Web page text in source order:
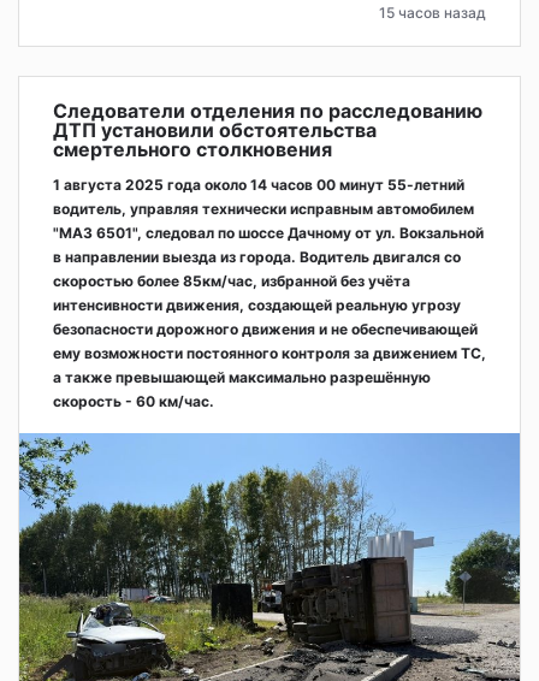
15 часов назад
Следователи отделения по расследованию
ДТП установили обстоятельства
смертельного столкновения
1 августа 2025 года около 14 часов 00 минут 55-летний
водитель, управляя технически исправным автомобилем
"МАЗ 6501", следовал по шоссе Дачному от ул. Вокзальной
в направлении выезда из города. Водитель двигался со
скоростью более 85км/час, избранной без учёта
интенсивности движения, создающей реальную угрозу
безопасности дорожного движения и не обеспечивающей
ему возможности постоянного контроля за движением ТС,
а также превышающей максимально разрешённую
скорость - 60 км/час.